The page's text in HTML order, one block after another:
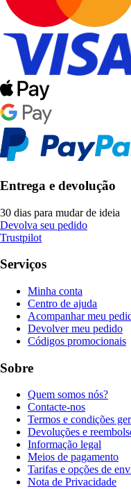
Entrega e devolução
30 dias para mudar de ideia
Devolva seu pedido
Trustpilot
Serviços
Minha conta
Centro de ajuda
Acompanhar meu
Devolver meu pedido
Códigos promocionais
Sobre
Quem somos nós?
Contacte-nos
Termos e condições
Devoluções e
Informação legal
Meios de pagamento
Tarifas e opções de
Nota de Privacidade